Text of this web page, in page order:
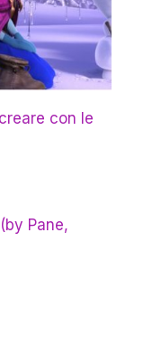
con le
Pane,